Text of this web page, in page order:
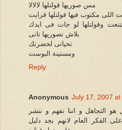
مس صوريها قولتلها لالالا
مكتوب فيها قولتلها قرايت
وقولتلها لو جات فى ايدك
بلاش تصوريها تانى
تحياتى لحضرتك
ومستينة البوست
Reply
Anonymous July 17, 2007 at
التجاهل و اننا نفهم و ننشر
الفكر العام لانهم بجد دليل